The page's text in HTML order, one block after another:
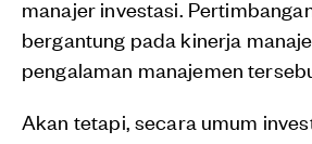
manajer investasi.
bergantung pada kinerja
pengalaman manajemen
Akan tetapi, secara umum